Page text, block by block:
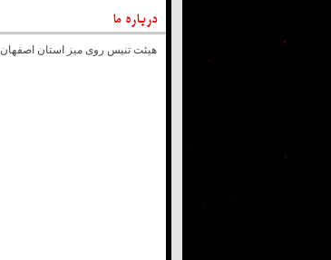
درباره ما
هیئت تنیس روی میز استان اصفهان